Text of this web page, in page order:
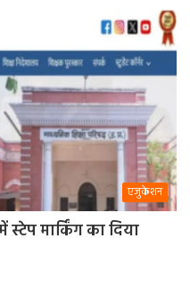
एजुकेशन
मार्किंग का दिया